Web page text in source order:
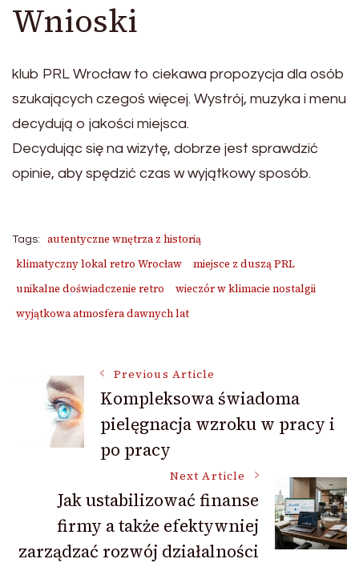
Wnioski
klub PRL Wrocław to ciekawa propozycja dla osób
szukających czegoś więcej. Wystrój, muzyka i menu
decydują o jakości miejsca.
Decydując się na wizytę, dobrze jest sprawdzić
opinie, aby spędzić czas w wyjątkowy sposób.
Tags:
autentyczne wnętrza z historią
klimatyczny lokal retro Wrocław
miejsce z duszą PRL
unikalne doświadczenie retro
wieczór w klimacie nostalgii
wyjątkowa atmosfera dawnych lat
Post
Navigation
Previous Article
Kompleksowa świadoma
pielęgnacja wzroku w pracy i
po pracy
Next Article
Jak ustabilizować finanse
firmy a także efektywniej
zarządzać rozwój działalności